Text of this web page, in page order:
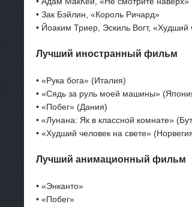
• Зак Бэйлин, «Король Ричард»
• Йоаким Триер, Эскиль Вогт, «Худший
Лучший иностранный фильм
• «Рука бога» (Италия)
• «Сядь за руль моей машины»
• «Побег» (Дания)
• «Лунана: Як в классной комнате»
• «Худший человек на свете»
Лучший анимационный фильм
• «Энканто»
• «Побег»